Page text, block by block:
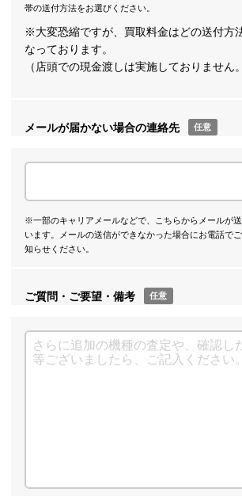
帯の送付方法をお選びください。
※大変恐縮ですが、買取料金はどの送付方
なっております。
（店頭での現金渡しは実施しておりません
メールが届かない場合の連絡先 任意
※一部のキャリアメールなどで、こちらからメールが
います。メールの送信ができなかった場合にお電話で
知らせください。
ご質問・ご要望・備考 任意